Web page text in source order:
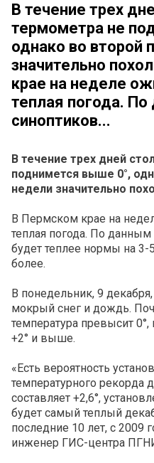
В течение трех
термометра не
однако во второй
значительно
крае на неделе
теплая погода.
синоптиков...
В течение трех дней
поднимется выше 0°,
недели значительно
В Пермском крае на
теплая погода. По
будет теплее нормы на 3-
более.
В понедельник, 9
мокрый снег и дождь.
температура превысит
+2° и выше.
«Есть вероятность
температурного рекорда
составляет +2,6°,
будет самый теплый
последние 10 лет, с 2009
инженер ГИС-центра